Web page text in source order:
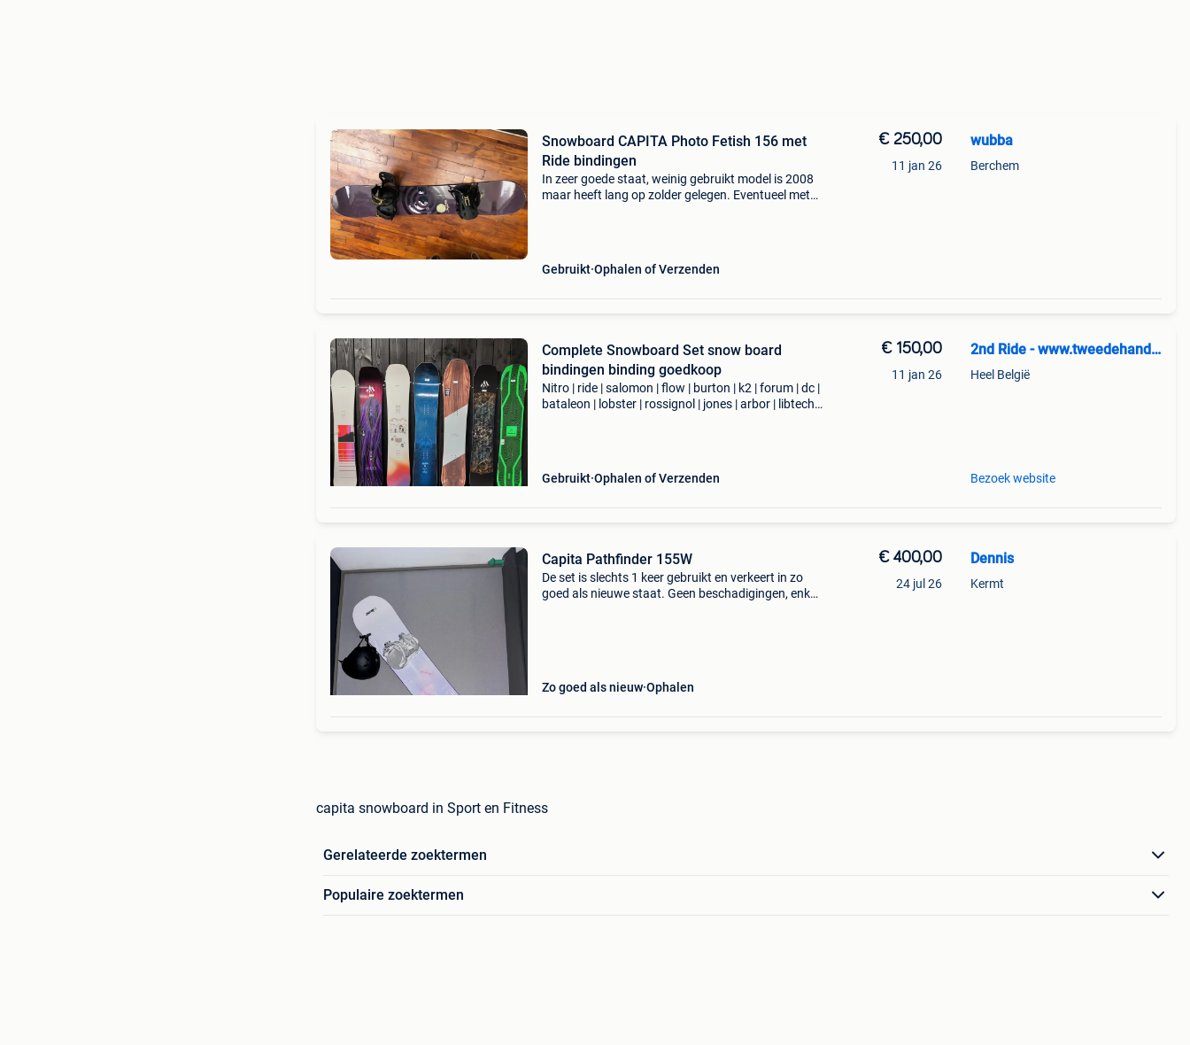
Snowboard CAPITA Photo Fetish 156 met
Ride bindingen
In zeer goede staat, weinig gebruikt model is 2008
maar heeft lang op zolder gelegen. Eventueel met
Gebruikt Ophalen of Verzenden
€ 250,00
11 jan 26
wubba
Berchem
Complete Snowboard Set snow board
bindingen binding goedkoop
Nitro | ride | salomon | flow | burton | k2 | forum | dc |
bataleon | lobster | rossignol | jones | arbor | libtech |
Gebruikt Ophalen of Verzenden
€ 150,00
11 jan 26
2nd Ride - www.tweedehandssnowboards.nl
Heel België
Bezoek website
Capita Pathfinder 155W
De set is slechts 1 keer gebruikt en verkeert in zo
goed als nieuwe staat. Geen beschadigingen, enkel
Zo goed als nieuw Ophalen
€ 400,00
24 jul 26
Dennis
Kermt
capita snowboard in Sport en Fitness
Gerelateerde zoektermen
Populaire zoektermen